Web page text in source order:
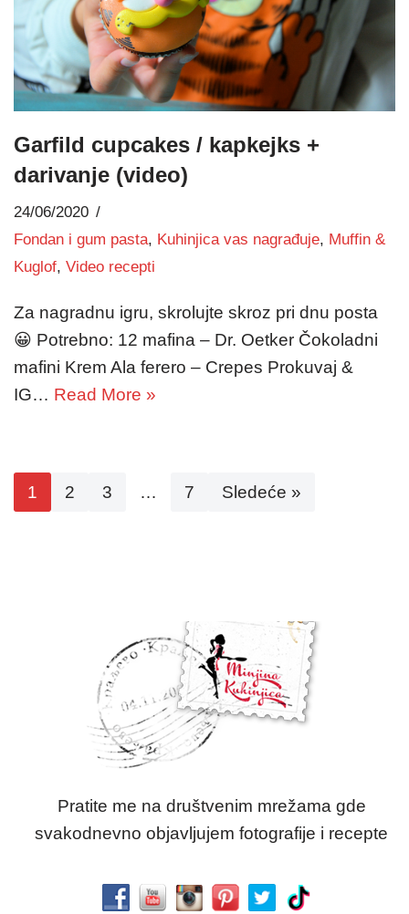
Garfild cupcakes / kapkejks +
darivanje (video)
24/06/2020
Fondan i gum pasta, Kuhinjica vas nagrađuje, Muffin &
Kuglof, Video recepti
Za nagradnu igru, skrolujte skroz pri dnu posta
😀 Potrebno: 12 mafina – Dr. Oetker Čokoladni
mafini Krem Ala ferero – Crepes Prokuvaj &
IG… Read More »
1 2 3 … 7 Sledeće »
Pratite me na društvenim mrežama gde
svakodnevno objavljujem fotografije i recepte